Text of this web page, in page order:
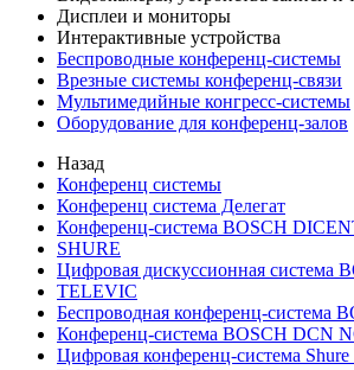
Дисплеи и мониторы
Интерактивные устройства
Беспроводные конференц-системы
Врезные системы конференц-связи
Мультимедийные конгресс-системы
Оборудование для конференц-залов
Назад
Конференц системы
Конференц система Делегат
Конференц-система BOSCH
SHURE
Цифровая дискуссионная система
TELEVIC
Беспроводная конференц-система
Конференц-система BOSCH DCN
Цифровая конференц-система